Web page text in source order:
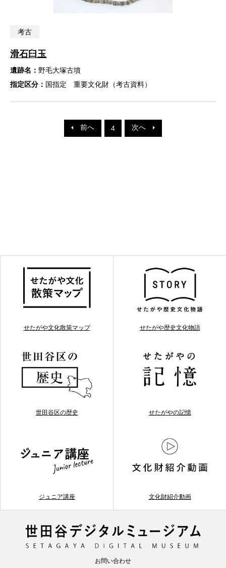
考古
滑石臼玉
遺跡名： 野毛大塚古墳
指定区分： 国指定 重要文化財（考古資料）
前へ 4 次へ
せたがや文化散策マップ せたがや歴史文化物語
世田谷区の歴史 せたがやの記憶
ジュニア講座 文化財紹介動画
お問い合わせ